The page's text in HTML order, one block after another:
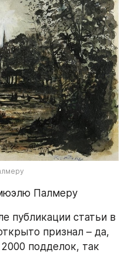
Палмеру
публикации статьи в
признал – да,
подделок, так